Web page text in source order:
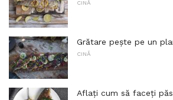
CINĂ
Grătare pește pe un
CINĂ
Aflați cum să faceți